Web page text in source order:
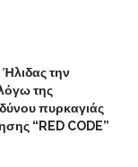
την
της
πυρκαγιάς
“RED CODE”